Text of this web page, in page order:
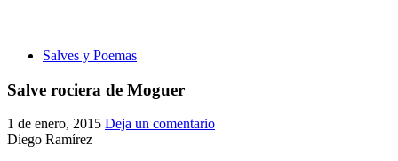
Salves y Poemas
Salve rociera de Moguer
1 de enero, 2015 Deja un comentario
Diego Ramírez
¿Cuántas hermandades participan en la romería?